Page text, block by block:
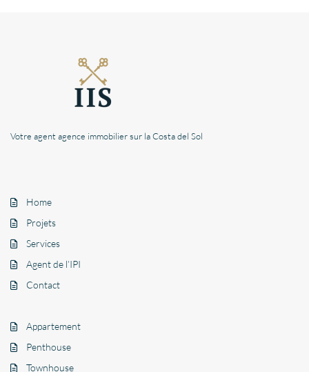
Votre agent agence immobilier sur la Costa del Sol
Home
Projets
Services
Agent de l’IPI
Contact
Appartement
Penthouse
Townhouse